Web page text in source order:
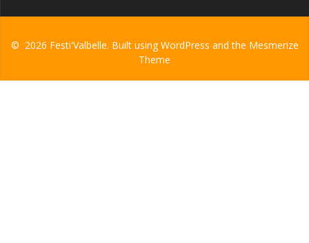
© 2026 Festi'Valbelle. Built using WordPress and the Mesmerize
Theme